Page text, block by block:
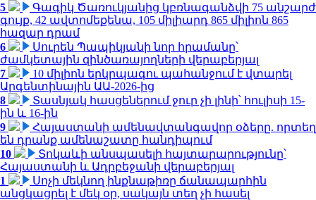
5
Գագիկ Ծառուկյանից կբռնագանձվի 75 անշարժ
գույք, 42 ավտոմեքենա, 105 միլիարդ 865 միլիոն 865
հազար դրամ
6
Սուրեն Պապիկյանի նոր հրամանը՝
ժամկետային զինծառայողների վերաբերյալ
7
10 միլիոն երկրպագու պահանջում է վտարել
Արգենտինային ԱԱ-2026-ից
8
Տասնյակ հասցեներում ջուր չի լինի՝ հուլիսի 15-
ին և 16-ին
9
Հայաստանի ամենավտանգավոր օձերը. որտեղ
են դրանք ամենաշատը հանդիպում
10
Տոկաևի անսպասելի հայտարարությունը՝
Հայաստանի և Ադրբեջանի վերաբերյալ
1
Սոչի մեկնող ինքնաթիռը ճանապարհին
անցկացրել է մեկ օր, սակայն տեղ չի հասել